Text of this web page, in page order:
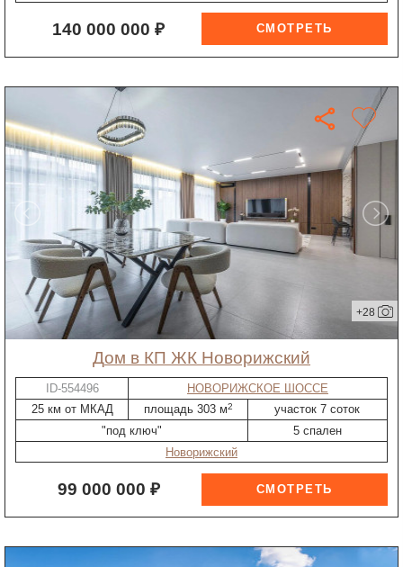
140 000 000 ₽
+28
дом в КП ЖК Новорижский
ID-554496
НОВОРИЖСКОЕ ШОССЕ
25 км от МКАД
площадь 303 м2
участок 7 соток
"под ключ"
5 спален
Новорижский
99 000 000 ₽